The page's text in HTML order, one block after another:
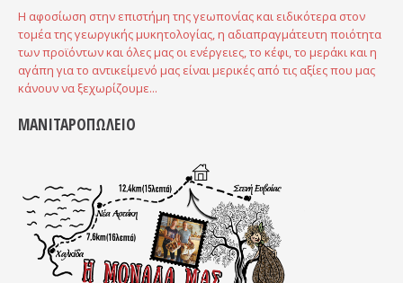
Η αφοσίωση στην επιστήμη της γεωπονίας και ειδικότερα στον
τομέα της γεωργικής μυκητολογίας, η αδιαπραγμάτευτη ποιότητα
των προϊόντων και όλες μας οι ενέργειες, το κέφι, το μεράκι και η
αγάπη για το αντικείμενό μας είναι μερικές από τις αξίες που μας
κάνουν να ξεχωρίζουμε...
ΜΑΝΙΤΑΡΟΠΩΛΕΙΟ